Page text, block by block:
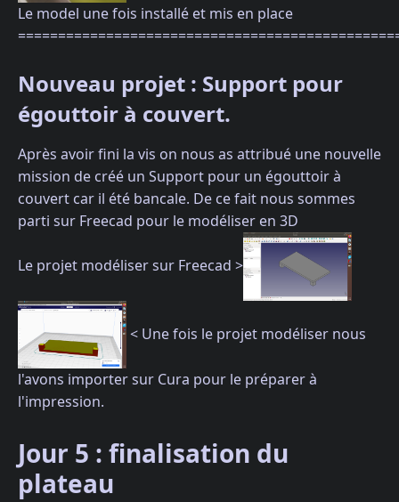
Le model une fois installé et mis en place
Nouveau projet : Support pour
égouttoir à couvert.
Après avoir fini la vis on nous as attribué une nouvelle
mission de créé un Support pour un égouttoir à
couvert car il été bancale. De ce fait nous sommes
parti sur Freecad pour le modéliser en 3D
Le projet modéliser sur Freecad >
< Une fois le projet modéliser nous
l'avons importer sur Cura pour le préparer à
l'impression.
Jour 5 : finalisation du
plateau